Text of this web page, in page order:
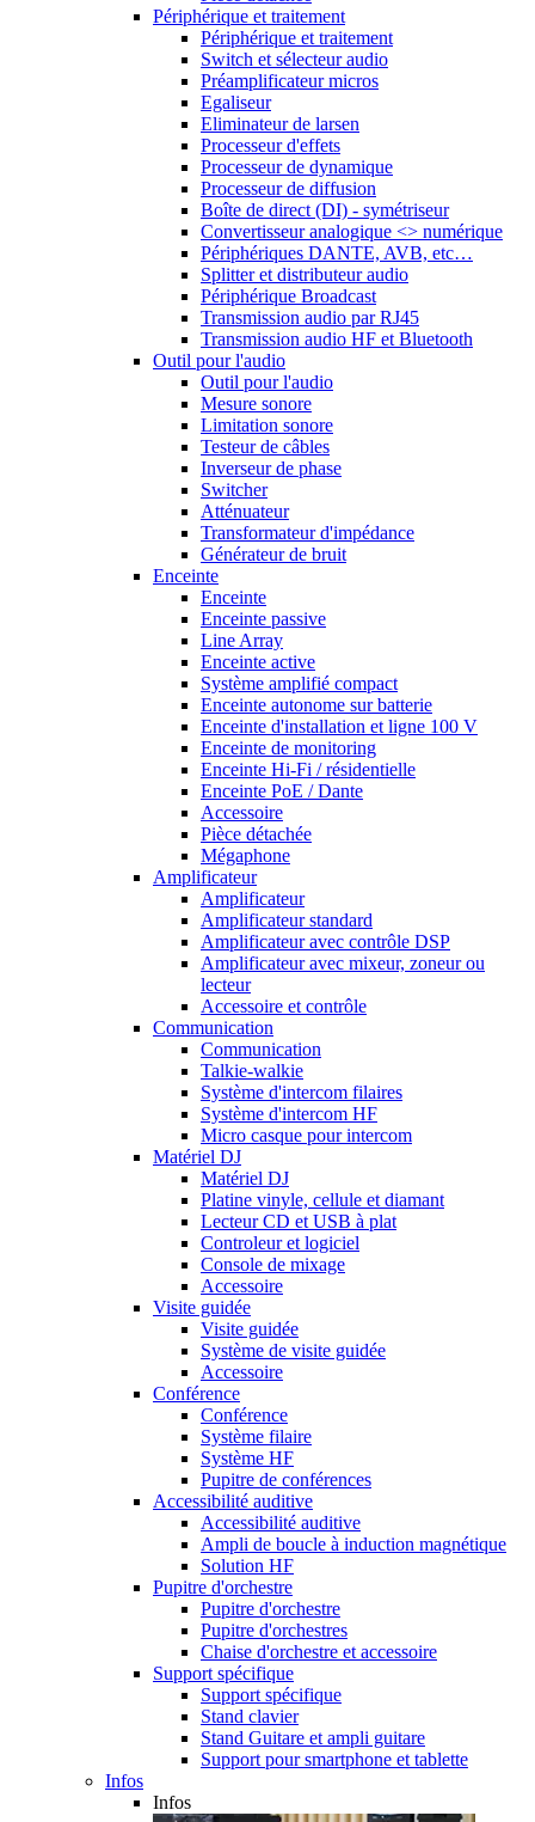
Périphérique et traitement
Périphérique et traitement
Switch et sélecteur audio
Préamplificateur micros
Egaliseur
Eliminateur de larsen
Processeur d'effets
Processeur de dynamique
Processeur de diffusion
Boîte de direct (DI) - symétriseur
Convertisseur analogique <> numérique
Périphériques DANTE, AVB, etc…
Splitter et distributeur audio
Périphérique Broadcast
Transmission audio par RJ45
Transmission audio HF et Bluetooth
Outil pour l'audio
Outil pour l'audio
Mesure sonore
Limitation sonore
Testeur de câbles
Inverseur de phase
Switcher
Atténuateur
Transformateur d'impédance
Générateur de bruit
Enceinte
Enceinte
Enceinte passive
Line Array
Enceinte active
Système amplifié compact
Enceinte autonome sur batterie
Enceinte d'installation et ligne 100 V
Enceinte de monitoring
Enceinte Hi-Fi / résidentielle
Enceinte PoE / Dante
Accessoire
Pièce détachée
Mégaphone
Amplificateur
Amplificateur
Amplificateur standard
Amplificateur avec contrôle DSP
Amplificateur avec mixeur, zoneur ou
lecteur
Accessoire et contrôle
Communication
Communication
Talkie-walkie
Système d'intercom filaires
Système d'intercom HF
Micro casque pour intercom
Matériel DJ
Matériel DJ
Platine vinyle, cellule et diamant
Lecteur CD et USB à plat
Controleur et logiciel
Console de mixage
Accessoire
Visite guidée
Visite guidée
Système de visite guidée
Accessoire
Conférence
Conférence
Système filaire
Système HF
Pupitre de conférences
Accessibilité auditive
Accessibilité auditive
Ampli de boucle à induction magnétique
Solution HF
Pupitre d'orchestre
Pupitre d'orchestre
Pupitre d'orchestres
Chaise d'orchestre et accessoire
Support spécifique
Support spécifique
Stand clavier
Stand Guitare et ampli guitare
Support pour smartphone et tablette
Infos
Infos